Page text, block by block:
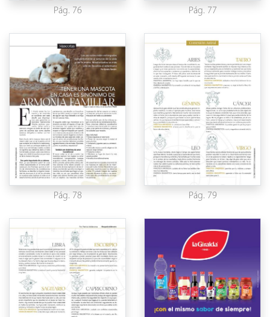
Pág. 76 Pág. 77
Pág. 78 Pág. 79